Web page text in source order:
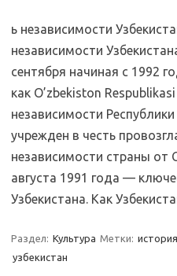
ь независимости
независимости
сентября начиная с 1992
как O’zbekiston
независимости
учрежден в честь
независимости страны от
августа 1991 года —
Узбекистана. Как
Раздел: Культура Метки: история
узбекистан